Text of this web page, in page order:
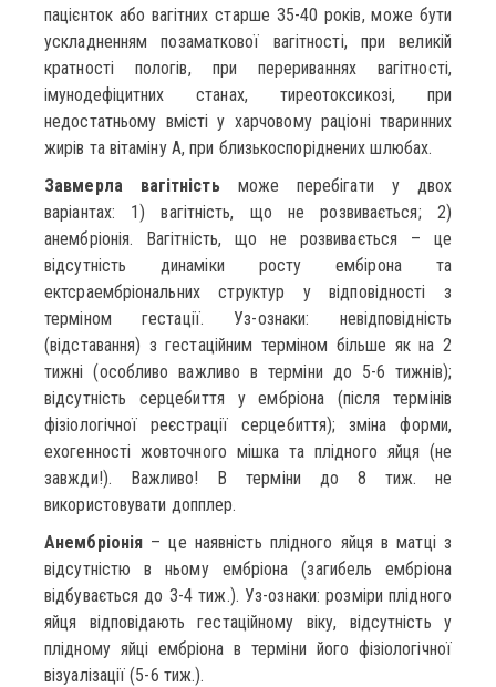
пацієнток або вагітних старше 35-40 років, може бути
ускладненням позаматкової вагітності, при великій
кратності пологів, при перериваннях вагітності,
імунодефіцитних станах, тиреотоксикозі, при
недостатньому вмісті у харчовому раціоні тваринних
жирів та вітаміну А, при близькоспоріднених шлюбах.
Завмерла вагітністьможе перебігати у двох
варіантах: 1) вагітність, що не розвивається; 2)
анембріонія. Вагітність, що не розвивається – це
відсутність динаміки росту ембірона та
ектсраембріональних структур у відповідності з
терміном гестації. Уз-ознаки: невідповідність
(відставання) з гестаційним терміном більше як на 2
тижні (особливо важливо в терміни до 5-6 тижнів);
відсутність серцебиття у ембріона (після термінів
фізіологічної реєстрації серцебиття); зміна форми,
ехогенності жовточного мішка та плідного яйця (не
завжди!). Важливо! В терміни до 8 тиж. не
використовувати допплер.
Анембріонія – це наявність плідного яйця в матці з
відсутністю в ньому ембріона (загибель ембріона
відбувається до 3-4 тиж.). Уз-ознаки: розміри плідного
яйця відповідають гестаційному віку, відсутність у
плідному яйці ембріона в терміни його фізіологічної
візуалізації (5-6 тиж.).